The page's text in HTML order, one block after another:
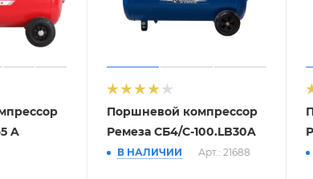
A
Поршневой компрессор
Ремеза СБ4/С-100.LB30A
В НАЛИЧИИ Арт.: 21688